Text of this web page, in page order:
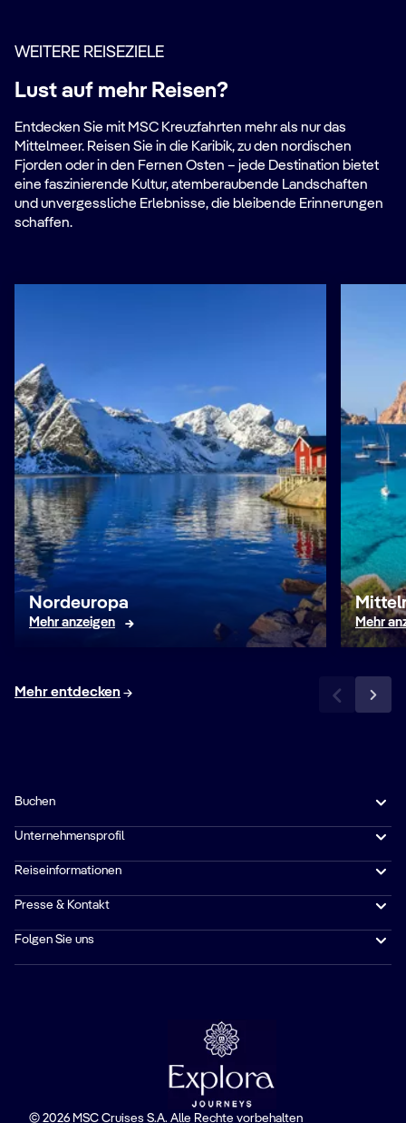
WEITERE REISEZIELE
Lust auf mehr Reisen?
Entdecken Sie mit MSC Kreuzfahrten mehr als nur das
Mittelmeer. Reisen Sie in die Karibik, zu den nordischen
Fjorden oder in den Fernen Osten – jede Destination bietet
eine faszinierende Kultur, atemberaubende Landschaften
und unvergessliche Erlebnisse, die bleibende Erinnerungen
schaffen.
Nordeuropa
Mehr anzeigen Mehr
Mehr entdecken
Buchen
Unternehmensprofil
Reiseinformationen
Presse & Kontakt
Folgen Sie uns
© 2026 MSC Cruises S.A. Alle Rechte vorbehalten